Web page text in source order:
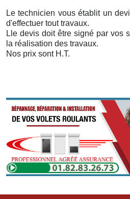
Le technicien vous établit un
d'effectuer tout travaux.
Lle devis doit être signé par vos
la réalisation des travaux.
Nos prix sont H.T.